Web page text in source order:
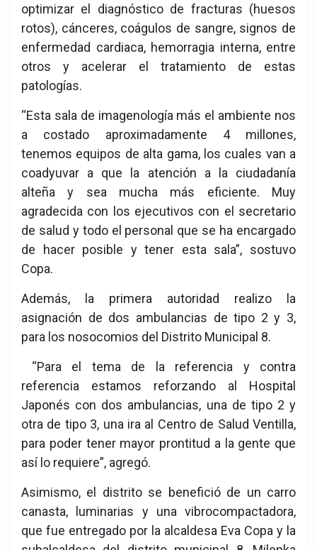
optimizar el diagnóstico de fracturas (huesos
rotos), cánceres, coágulos de sangre, signos de
enfermedad cardiaca, hemorragia interna, entre
otros y acelerar el tratamiento de estas
patologías.
“Esta sala de imagenología más el ambiente nos
a costado aproximadamente 4 millones,
tenemos equipos de alta gama, los cuales van a
coadyuvar a que la atención a la ciudadanía
alteña y sea mucha más eficiente. Muy
agradecida con los ejecutivos con el secretario
de salud y todo el personal que se ha encargado
de hacer posible y tener esta sala”, sostuvo
Copa.
Además, la primera autoridad realizo la
asignación de dos ambulancias de tipo 2 y 3,
para los nosocomios del Distrito Municipal 8.
“Para el tema de la referencia y contra
referencia estamos reforzando al Hospital
Japonés con dos ambulancias, una de tipo 2 y
otra de tipo 3, una ira al Centro de Salud Ventilla,
para poder tener mayor prontitud a la gente que
así lo requiere”, agregó.
Asimismo, el distrito se benefició de un carro
canasta, luminarias y una vibrocompactadora,
que fue entregado por la alcaldesa Eva Copa y la